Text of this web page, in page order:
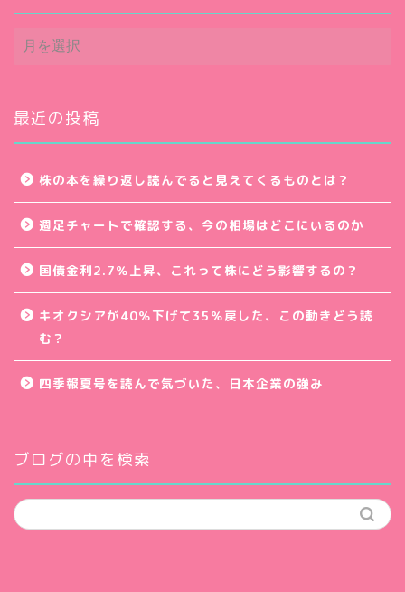
ア
ー
ブ
最近の投稿
株の本を繰り返し読んでると見えてくるものとは？
週足チャートで確認する、今の相場はどこにいるのか
国債金利2.7％上昇、これって株にどう影響するの？
キオクシアが40％下げて35％戻した、この動きどう読
む？
四季報夏号を読んで気づいた、日本企業の強み
ブログの中を検索